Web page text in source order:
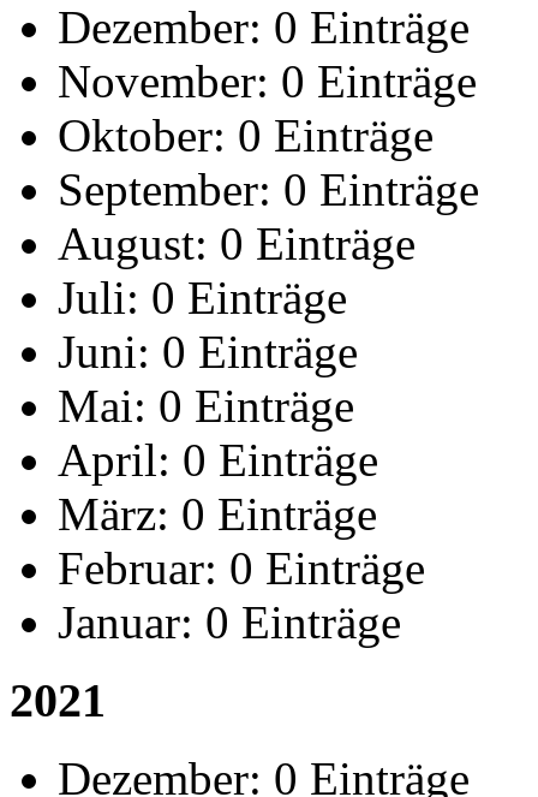
Dezember: 0 Einträge
November: 0 Einträge
Oktober: 0 Einträge
September: 0 Einträge
August: 0 Einträge
Juli: 0 Einträge
Juni: 0 Einträge
Mai: 0 Einträge
April: 0 Einträge
März: 0 Einträge
Februar: 0 Einträge
Januar: 0 Einträge
2021
Dezember: 0 Einträge